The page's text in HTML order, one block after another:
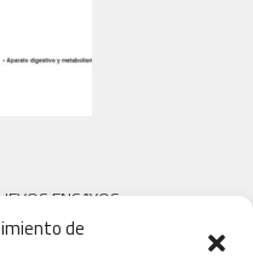
de
ENSAYOS